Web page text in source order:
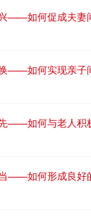
——如何促成夫妻
——如何实现亲子
——如何与老人积
——如何形成良好